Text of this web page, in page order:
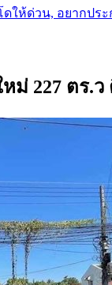
ให้ด่วน, อยากปร
ม่ 227 ตร.